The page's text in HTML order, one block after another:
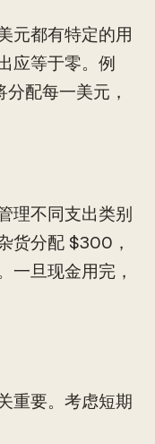
元都有特定的用
应等于零。例
配每一美元，
理不同支出类别
货分配 $300，
一旦现金用完，
重要。考虑短期